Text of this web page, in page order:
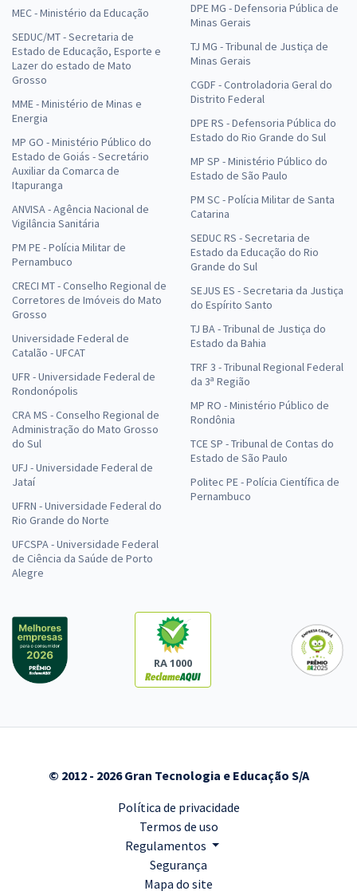
MEC - Ministério da Educação
SEDUC/MT - Secretaria de
Estado de Educação, Esporte e
Lazer do estado de Mato
Grosso
MME - Ministério de Minas e
Energia
MP GO - Ministério Público do
Estado de Goiás - Secretário
Auxiliar da Comarca de
Itapuranga
ANVISA - Agência Nacional de
Vigilância Sanitária
PM PE - Polícia Militar de
Pernambuco
CRECI MT - Conselho Regional de
Corretores de Imóveis do Mato
Grosso
Universidade Federal de
Catalão - UFCAT
UFR - Universidade Federal de
Rondonópolis
CRA MS - Conselho Regional de
Administração do Mato Grosso
do Sul
UFJ - Universidade Federal de
Jataí
UFRN - Universidade Federal do
Rio Grande do Norte
UFCSPA - Universidade Federal
de Ciência da Saúde de Porto
Alegre
DPE MG - Defensoria Pública de
Minas Gerais
TJ MG - Tribunal de Justiça de
Minas Gerais
CGDF - Controladoria Geral do
Distrito Federal
DPE RS - Defensoria Pública do
Estado do Rio Grande do Sul
MP SP - Ministério Público do
Estado de São Paulo
PM SC - Polícia Militar de Santa
Catarina
SEDUC RS - Secretaria de
Estado da Educação do Rio
Grande do Sul
SEJUS ES - Secretaria da Justiça
do Espírito Santo
TJ BA - Tribunal de Justiça do
Estado da Bahia
TRF 3 - Tribunal Regional Federal
da 3ª Região
MP RO - Ministério Público de
Rondônia
TCE SP - Tribunal de Contas do
Estado de São Paulo
Politec PE - Polícia Científica de
Pernambuco
RA 1000
© 2012 - 2026 Gran Tecnologia e Educação S/A
Política de privacidade
Termos de uso
Regulamentos
Segurança
Mapa do site